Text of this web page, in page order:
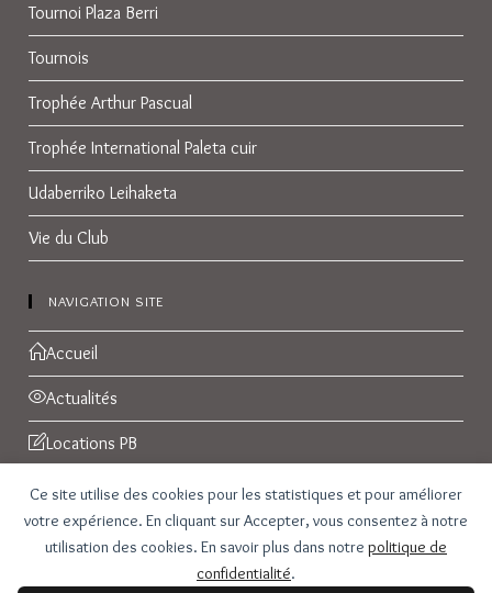
Ce site utilise des cookies pour les statistiques et pour améliorer
votre expérience. En cliquant sur Accepter, vous consentez à notre
utilisation des cookies. En savoir plus dans notre politique de
confidentialité.
Tournoi Plaza Berri
Tournois
Trophée Arthur Pascual
Trophée International Paleta cuir
Udaberriko Leihaketa
Vie du Club
NAVIGATION SITE
Accueil
Actualités
Locations PB
Réservations
Galerie Photos